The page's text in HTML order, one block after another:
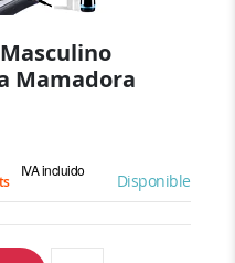
Mamadora
IVA incluido
Disponible